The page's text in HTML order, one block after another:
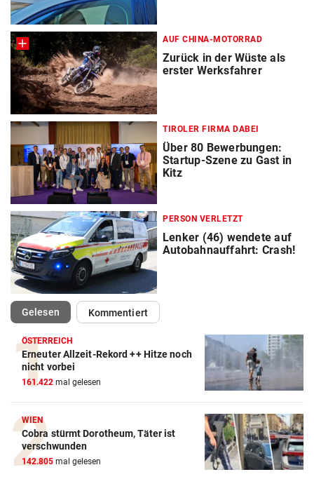
AUF CHINA-MOTORRAD
Zurück in der Wüste als
erster Werksfahrer
TIROLER FIRMA DABEI
Über 80 Bewerbungen:
Startup-Szene zu Gast in
Kitz
PERSON VERLETZT
Lenker (46) wendete auf
Autobahnauffahrt: Crash!
Gelesen(ausgewählt)Kommentiert
ÖSTERREICH
Erneuter Allzeit-Rekord ++ Hitze noch
nicht vorbei
161.422 mal gelesen
WIEN
Cobra stürmt Dorotheum, Täter ist
verschwunden
142.805 mal gelesen